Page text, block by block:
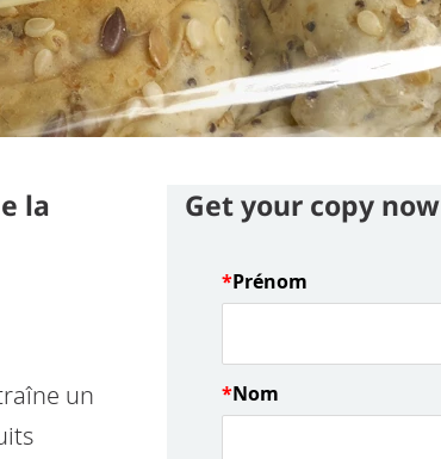
la
un
Get your copy now